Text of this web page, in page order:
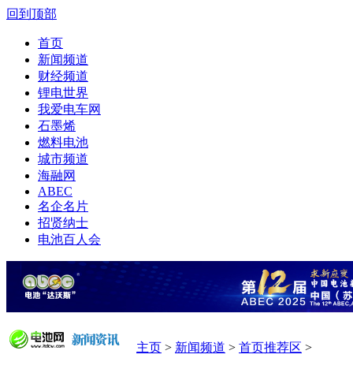
回到顶部
首页
新闻频道
财经频道
锂电世界
我爱电车网
石墨烯
燃料电池
城市频道
海融网
ABEC
名企名片
招贤纳士
电池百人会
主页 > 新闻频道 > 首页推荐区 >